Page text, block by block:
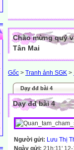
Chào mừng quý
Tân Mai
Gốc > Tranh ảnh SGK >
Dạy đđ bài 4
Dạy đđ bài 4
Người gửi: Lưu Thị
Ngày gửi: 21h:11'